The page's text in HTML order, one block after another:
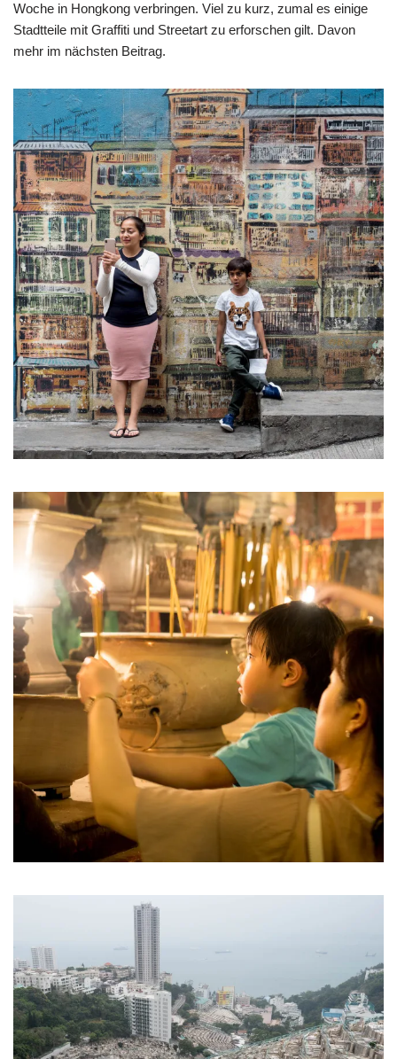
Woche in Hongkong verbringen. Viel zu kurz, zumal es einige
Stadtteile mit Graffiti und Streetart zu erforschen gilt. Davon
mehr im nächsten Beitrag.